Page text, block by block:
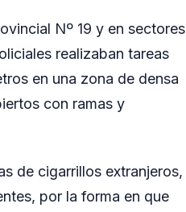
Nº 19 y en sectores
realizaban tareas
en una zona de densa
con ramas y
de cigarrillos extranjeros,
por la forma en que